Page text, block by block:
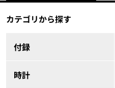
カテゴリから探す
付録
時計